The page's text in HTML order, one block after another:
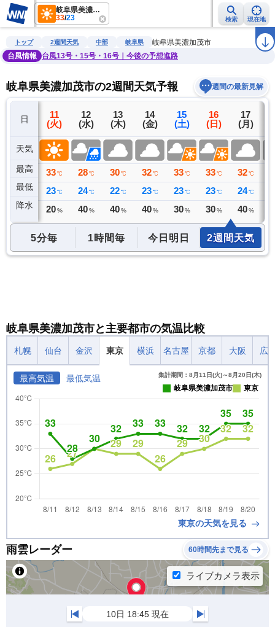
岐阜県美濃加茂市
33/23 検索 現在地
雨雲レーダー 台風情報 地震情報 警報・注意報 ラ
トップ 2週間天気 中部 岐阜県
岐阜県美濃加茂市
台風情報
台風13号・15号・16号｜今後の予想進路
岐阜県美濃加茂市の2週間天気予報 週間の最新見解
日
天気
最高
最低
降水
10
(月)
36 ℃
25 ℃
0 ミリ
11
(火)
33 ℃
23 ℃
20 %
12
(水)
28 ℃
24 ℃
40 %
13
(木)
30 ℃
22 ℃
40 %
14
(金)
32 ℃
23 ℃
40 %
15
(土)
33 ℃
23 ℃
30 %
16
(日)
33 ℃
23 ℃
30 %
17
(月)
32 ℃
24 ℃
40 %
5分毎 1時間毎 今日明日 2週間天気
岐阜県美濃加茂市と主要都市の気温比較
札幌 仙台 金沢 東京 横浜 名古屋 京都 大阪 広
最高気温 最低気温 集計期間：8月11日(火)～8月20日(木)
岐阜県美濃加茂市 東京
東京の天気を見る
雨雲レーダー 60時間先まで見る